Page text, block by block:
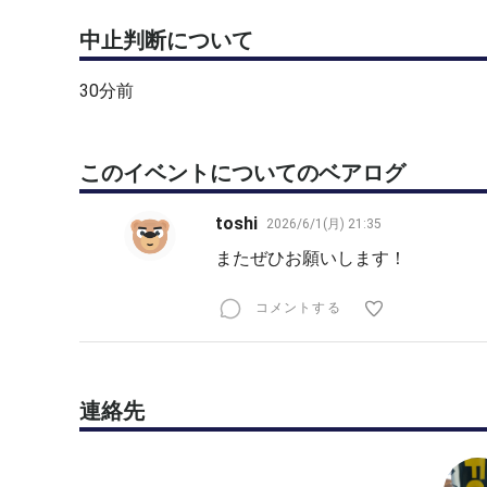
中止判断について
30分前
このイベントについてのベアログ
toshi 2026/6/1(月) 21:35
またぜひお願いします！
コメントする
連絡先